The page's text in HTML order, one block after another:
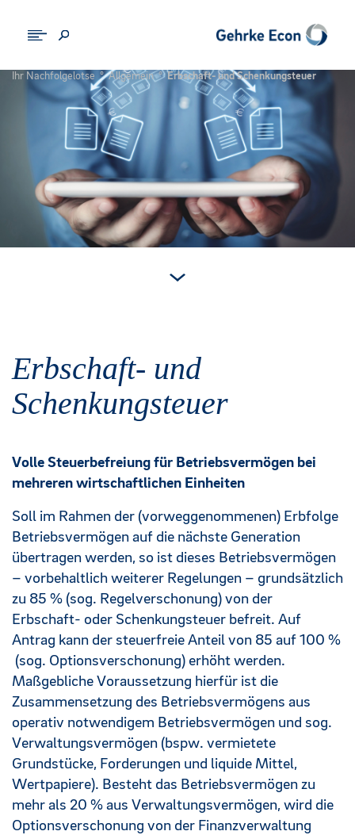
Ihr Nachfolgelotse °Allgemein°Erbschaft- und Schenkungsteuer
Erbschaft- und
Schenkungsteuer
Volle Steuerbefreiung für Betriebsvermögen bei
mehreren wirtschaftlichen Einheiten
Soll im Rahmen der (vorweggenommenen) Erbfolge
Betriebsvermögen auf die nächste Generation
übertragen werden, so ist dieses Betriebsvermögen
– vorbehaltlich weiterer Regelungen – grundsätzlich
zu 85 % (sog. Regelverschonung) von der
Erbschaft- oder Schenkungsteuer befreit. Auf
Antrag kann der steuerfreie Anteil von 85 auf 100 %
(sog. Optionsverschonung) erhöht werden.
Maßgebliche Voraussetzung hierfür ist die
Zusammensetzung des Betriebsvermögens aus
operativ notwendigem Betriebsvermögen und sog.
Verwaltungsvermögen (bspw. vermietete
Grundstücke, Forderungen und liquide Mittel,
Wertpapiere). Besteht das Betriebsvermögen zu
mehr als 20 % aus Verwaltungsvermögen, wird die
Optionsverschonung von der Finanzverwaltung